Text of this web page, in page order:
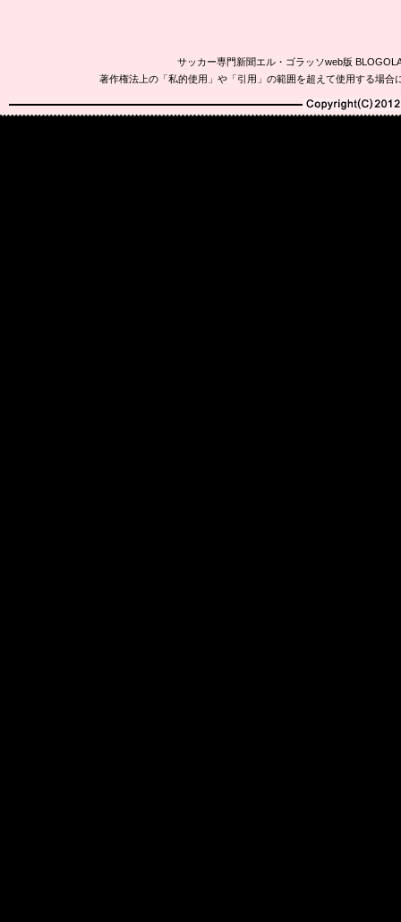
サッカー専門新聞エル・ゴラッソweb版
著作権法上の「私的使用」や「引用」の範囲を超えて使用する場
Copyright(C)2010-